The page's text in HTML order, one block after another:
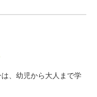
、幼児から大人まで学